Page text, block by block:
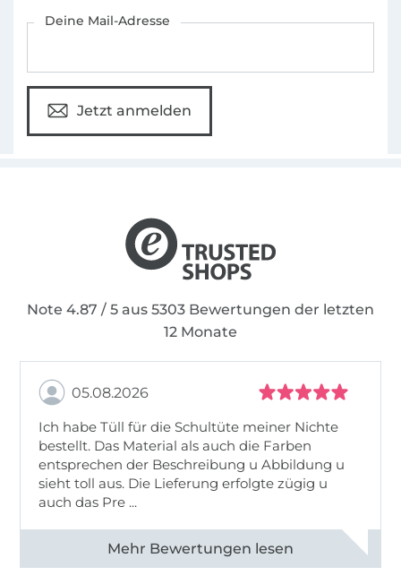
Deine Mail-Adresse
Jetzt anmelden
Note 4.87 / 5 aus 5303 Bewertungen der letzten
12 Monate
05.08.2026
Ich habe Tüll für die Schultüte meiner Nichte
bestellt. Das Material als auch die Farben
entsprechen der Beschreibung u Abbildung u
sieht toll aus. Die Lieferung erfolgte zügig u
auch das Pre ...
Alle 82950 Bewertungen ansehen